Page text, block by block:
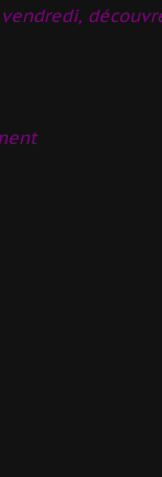
vendredi,